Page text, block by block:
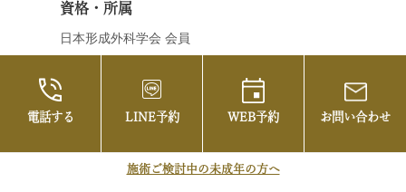
電話する LINE予約 WEB予約 お問い合わせ
施術ご検討中の未成年の方へ
資格・所属
日本形成外科学会 会員
マイクロサージャリー学会 会員
【クマ治療後の修正手術】他院での施術後の悩み